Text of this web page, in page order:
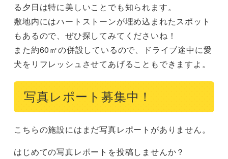
る夕日は特に美しいことでも知られます。
敷地内にはハートストーンが埋め込まれたスポット
もあるので、ぜひ探してみてくださいね！
また約60㎡の併設しているので、ドライブ途中に愛
犬をリフレッシュさせてあげることもできますよ。
写真レポート募集中！
こちらの施設にはまだ写真レポートがありません。
はじめての写真レポートを投稿しませんか？